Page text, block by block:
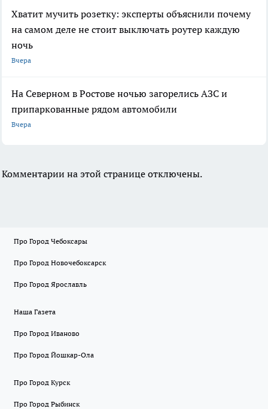
Хватит мучить розетку: эксперты объяснили почему
на самом деле не стоит выключать роутер каждую
ночь
Вчера
На Северном в Ростове ночью загорелись АЗС и
припаркованные рядом автомобили
Вчера
Комментарии на этой странице отключены.
Про Город Чебоксары
Про Город Новочебоксарск
Про Город Ярославль
Наша Газета
Про Город Иваново
Про Город Йошкар-Ола
Про Город Курск
Про Город Рыбинск